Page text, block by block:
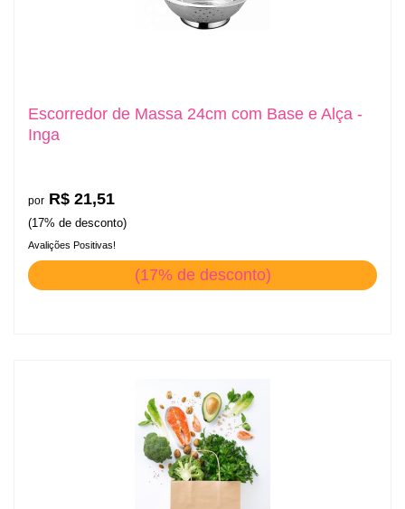
Escorredor de Massa 24cm com Base e Alça -
Inga
por R$ 21,51
(17% de desconto)
Avalições Positivas!
(17% de desconto)